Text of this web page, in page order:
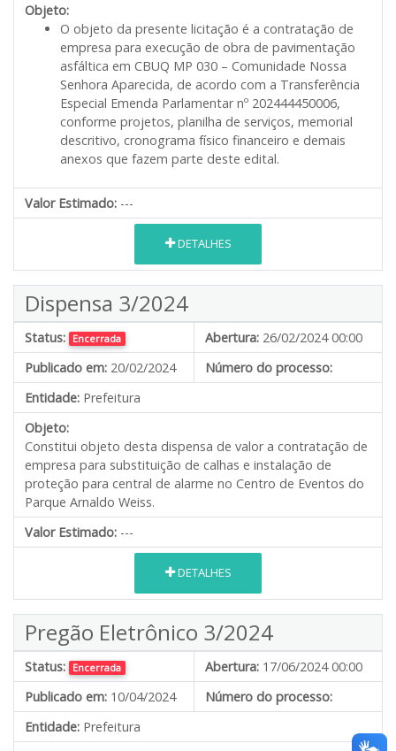
Objeto:
O objeto da presente licitação é a contratação de
empresa para execução de obra de pavimentação
asfáltica em CBUQ MP 030 – Comunidade Nossa
Senhora Aparecida, de acordo com a Transferência
Especial Emenda Parlamentar nº 202444450006,
conforme projetos, planilha de serviços, memorial
descritivo, cronograma físico financeiro e demais
anexos que fazem parte deste edital.
Valor Estimado: ---
DETALHES
Dispensa 3/2024
Status: Encerrada Abertura: 26/02/2024 00:00
Publicado em: 20/02/2024
Número do processo:
Entidade: Prefeitura
Objeto:
Constitui objeto desta dispensa de valor a contratação de
empresa para substituição de calhas e instalação de
proteção para central de alarme no Centro de Eventos do
Parque Arnaldo Weiss.
Valor Estimado: ---
DETALHES
Pregão Eletrônico 3/2024
Status: Encerrada Abertura: 17/06/2024 00:00
Publicado em: 10/04/2024
Número do processo:
Entidade: Prefeitura